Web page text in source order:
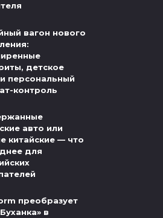
вагон нового
детское
персональный
контроль
авто или
китайские — что
для
преобразует
в